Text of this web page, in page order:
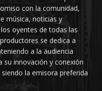
con la comunidad,
música, noticias y
oyentes de todas las
se dedica a
a la audiencia
su innovación y conexión
la emisora preferida